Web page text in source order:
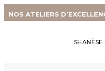
NOS ATELIERS